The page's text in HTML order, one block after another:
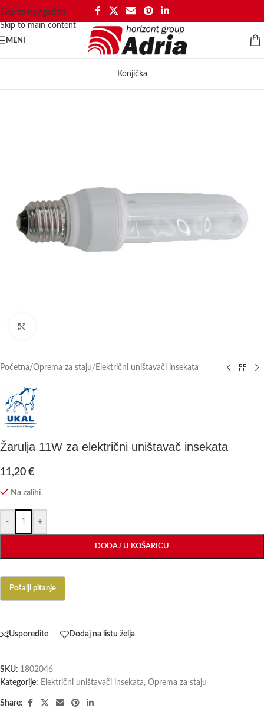
Skip to navigation
Skip to main content
MENI
Konjička
Početna/Oprema za staju/ Električni uništavači insekata
Žarulja 11W za električni uništavač insekata
11,20 €
Na zalihi
- +
DODAJ U KOŠARICU
Usporedite Dodaj na listu želja
SKU: 1802046
Kategorije: Električni uništavači insekata, Oprema za staju
Share: